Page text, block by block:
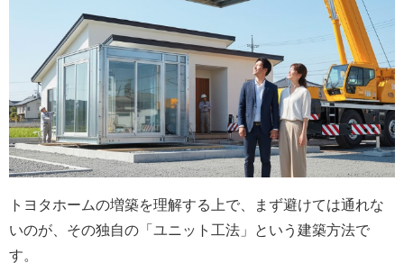
トヨタホームの増築を理解する上で、まず避けては通れな
いのが、その独自の「ユニット工法」という建築方法で
す。